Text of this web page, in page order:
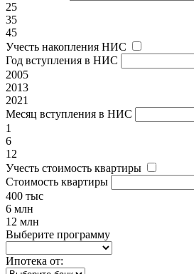
25
35
45
Учесть накопления НИС
Год вступления в НИС
2005
2013
2021
Месяц вступления в НИС
1
6
12
Учесть стоимость квартиры
Стоимость квартиры
400 тыс
6 млн
12 млн
Выберите программу
Ипотека от: